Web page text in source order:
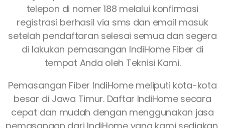
telepon di nomer 188 melalui konfirmasi
registrasi berhasil via sms dan email masuk
setelah pendaftaran selesai semua dan segera
di lakukan pemasangan IndiHome Fiber di
tempat Anda oleh Teknisi Kami.
Pemasangan Fiber IndiHome meliputi kota-kota
besar di Jawa Timur. Daftar IndiHome secara
cepat dan mudah dengan menggunakan jasa